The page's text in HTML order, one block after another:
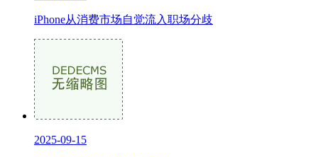
iPhone从消费市场自觉流入职场分歧
2025-09-15